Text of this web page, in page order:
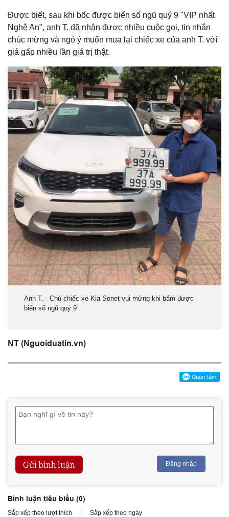
Được biết, sau khi bốc được biển số ngũ quý 9 "VIP nhất
Nghệ An", anh T. đã nhận được nhiều cuộc gọi, tin nhắn
chúc mừng và ngỏ ý muốn mua lại chiếc xe của anh T. với
giá gấp nhiều lần giá trị thật.
Anh T. - Chủ chiếc xe Kia Sonet vui mừng khi bấm được
biển số ngũ quý 9
NT (Nguoiduatin.vn)
Gửi bình luận Đăng nhập
Bình luận tiêu biểu (0)
Sắp xếp theo lượt thích | Sắp xếp theo ngày